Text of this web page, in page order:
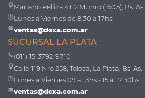
Mariano Pelliza 4112 Munro (1605), Bs. As.
Lunes a Viernes de 8:30 a 17hs.
ventas@dexa.com.ar
SUCURSAL LA PLATA
(011) 15-3792-9710
Calle 119 Nro 258, Tolosa, La Plata, Bs. As.
Lunes a Viernes 09 a 13hs - 15 a 17:30hs
ventas@dexa.com.ar